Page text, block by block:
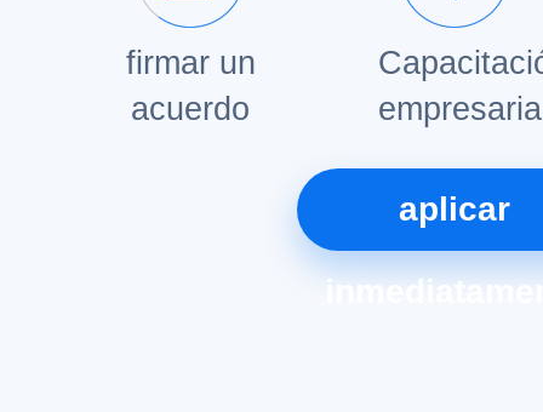
firmar un
acuerdo
aplicar